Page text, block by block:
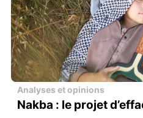
Analyses et opinions
Nakba : le projet